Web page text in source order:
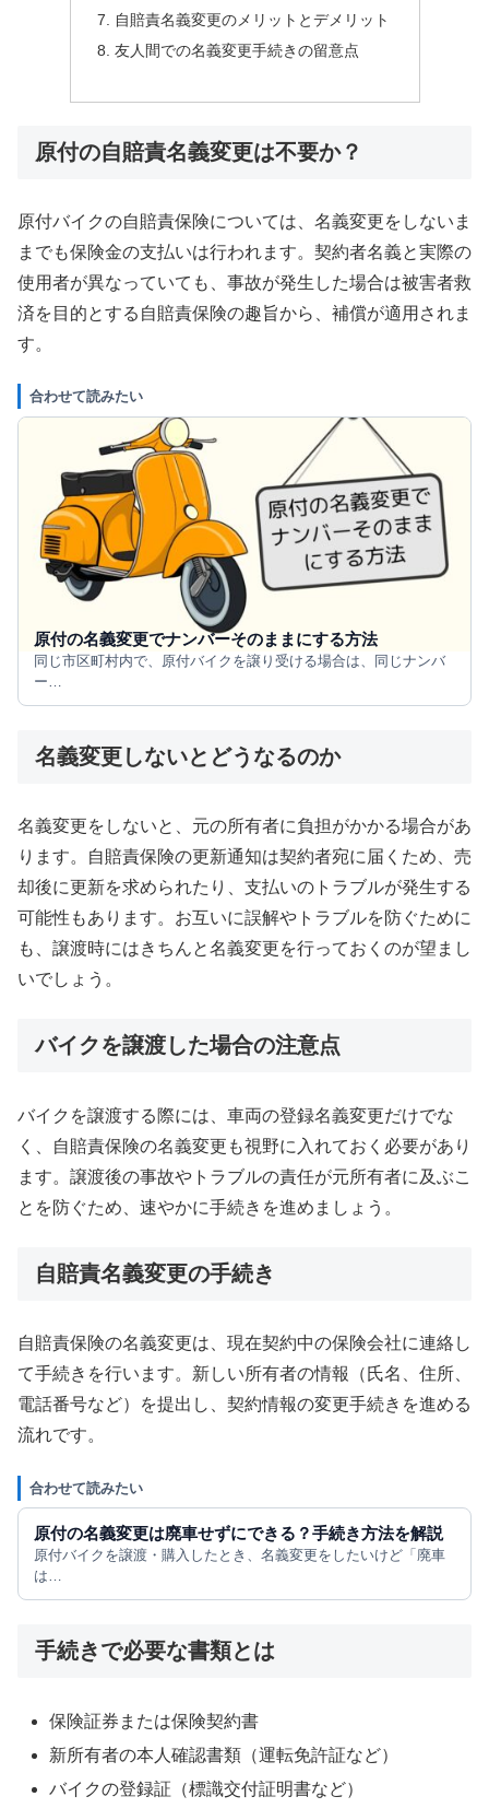
自賠責名義変更のメリットとデメリット
友人間での名義変更手続きの留意点
原付の自賠責名義変更は不要か？
原付バイクの自賠責保険については、名義変更をしないま
までも保険金の支払いは行われます。契約者名義と実際の
使用者が異なっていても、事故が発生した場合は被害者救
済を目的とする自賠責保険の趣旨から、補償が適用されま
す。
合わせて読みたい
原付の名義変更でナンバーそのままにする方法
同じ市区町村内で、原付バイクを譲り受ける場合は、同じナンバ
ー…
名義変更しないとどうなるのか
名義変更をしないと、元の所有者に負担がかかる場合があ
ります。自賠責保険の更新通知は契約者宛に届くため、売
却後に更新を求められたり、支払いのトラブルが発生する
可能性もあります。お互いに誤解やトラブルを防ぐために
も、譲渡時にはきちんと名義変更を行っておくのが望まし
いでしょう。
バイクを譲渡した場合の注意点
バイクを譲渡する際には、車両の登録名義変更だけでな
く、自賠責保険の名義変更も視野に入れておく必要があり
ます。譲渡後の事故やトラブルの責任が元所有者に及ぶこ
とを防ぐため、速やかに手続きを進めましょう。
自賠責名義変更の手続き
自賠責保険の名義変更は、現在契約中の保険会社に連絡し
て手続きを行います。新しい所有者の情報（氏名、住所、
電話番号など）を提出し、契約情報の変更手続きを進める
流れです。
合わせて読みたい
原付の名義変更は廃車せずにできる？手続き方法を解説
原付バイクを譲渡・購入したとき、名義変更をしたいけど「廃車
は…
手続きで必要な書類とは
保険証券または保険契約書
新所有者の本人確認書類（運転免許証など）
バイクの登録証（標識交付証明書など）